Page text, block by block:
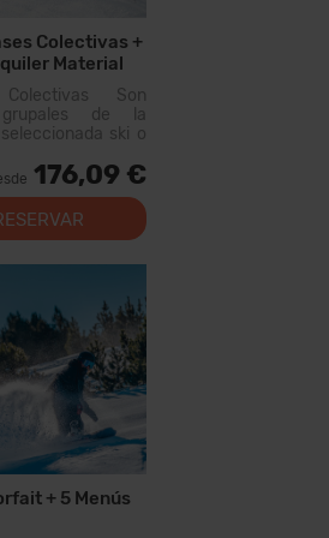
Colectivas +
Material
Son
de la
ski o
que tienen
similar. El primer
176,09 €
+ 5 Menús